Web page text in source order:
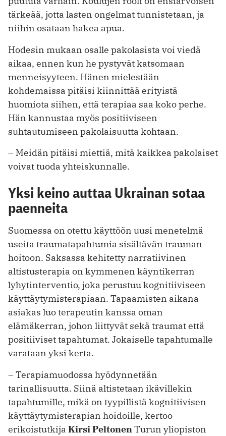
tärkeää, jotta lasten ongelmat tunnistetaan, ja
niihin osataan hakea apua.
Hodesin mukaan osalle pakolasista voi viedä
aikaa, ennen kun he pystyvät katsomaan
menneisyyteen. Hänen mielestään
kohdemaissa pitäisi kiinnittää erityistä
huomiota siihen, että terapiaa saa koko perhe.
Hän kannustaa myös positiiviseen
suhtautumiseen pakolaisuutta kohtaan.
– Meidän pitäisi miettiä, mitä kaikkea pakolaiset
voivat tuoda yhteiskunnalle.
Yksi keino auttaa Ukrainan sotaa
paenneita
Suomessa on otettu käyttöön uusi menetelmä
useita traumatapahtumia sisältävän trauman
hoitoon. Saksassa kehitetty narratiivinen
altistusterapia on kymmenen käyntikerran
lyhytinterventio, joka perustuu kognitiiviseen
käyttäytymisterapiaan. Tapaamisten aikana
asiakas luo terapeutin kanssa oman
elämäkerran, johon liittyvät sekä traumat että
positiiviset tapahtumat. Jokaiselle tapahtumalle
varataan yksi kerta.
– Terapiamuodossa hyödynnetään
tarinallisuutta. Siinä altistetaan ikävillekin
tapahtumille, mikä on tyypillistä kognitiivisen
käyttäytymisterapian hoidoille, kertoo
erikoistutkija Kirsi PeltonenTurun yliopiston